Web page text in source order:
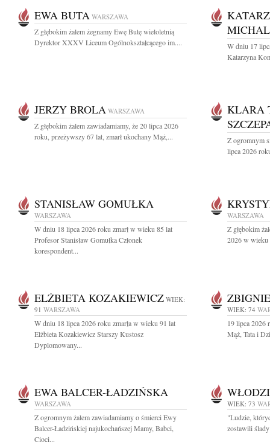
EWA BUTA WARSZAWA
Z głębokim żalem żegnamy Ewę Butę wieloletnią
Dyrektor XXXV Liceum Ogólnokształcącego im....
W dniu 17
Katarzyna
JERZY BROLA WARSZAWA
Z głębokim żalem zawiadamiamy, że 20 lipca 2026
roku, przeżywszy 67 lat, zmarł ukochany Mąż,...
KLARA
Z ogromnym
lipca 2026
STANISŁAW GOMUŁKA
WARSZAWA
W dniu 18 lipca 2026 roku zmarł w wieku 85 lat
Profesor Stanisław Gomułka Członek
korespondent...
WARSZAWA
Z głębokim
2026 w wieku
ELŻBIETA KOZAKIEWICZ WIEK:
91 WARSZAWA
W dniu 18 lipca 2026 roku zmarła w wieku 91 lat
Elżbieta Kozakiewicz Starszy Kustosz
Dyplomowany...
WIEK: 74
19 lipca 2026
Mąż, Tata i
EWA BALCER-ŁADZIŃSKA
WARSZAWA
Z ogromnym żalem zawiadamiamy o śmierci Ewy
Balcer-Ładzińskiej najukochańszej Mamy, Babci,
Cioci...
WIEK: 73
"Ludzie,
zostawili